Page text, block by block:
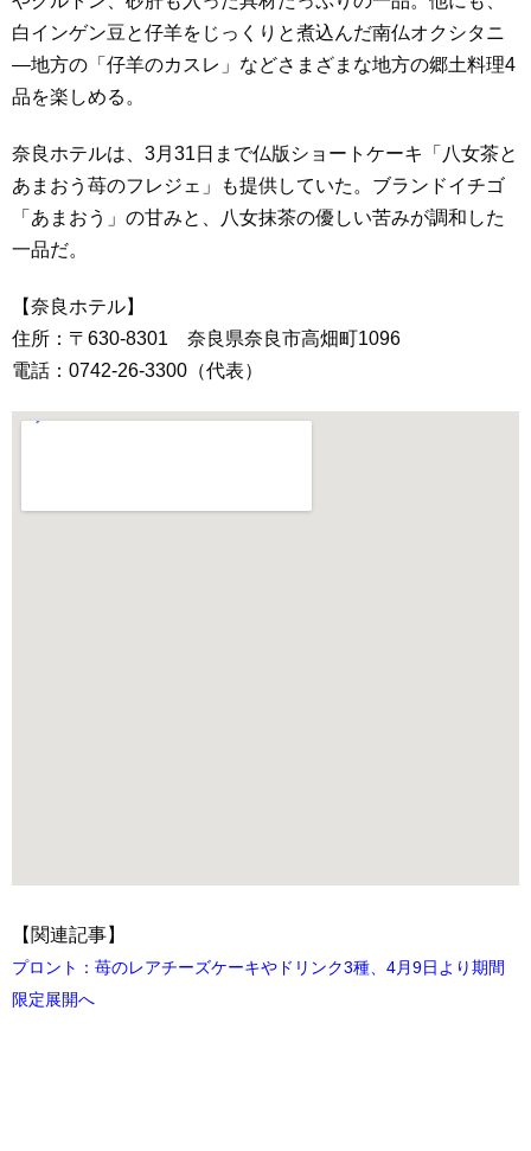
白インゲン豆と仔羊をじっくりと煮込んだ南仏オクシタニ
―地方の「仔羊のカスレ」などさまざまな地方の郷土料理4
品を楽しめる。
奈良ホテルは、3月31日まで仏版ショートケーキ「八女茶と
あまおう苺のフレジェ」も提供していた。ブランドイチゴ
「あまおう」の甘みと、八女抹茶の優しい苦みが調和した
一品だ。
【奈良ホテル】
住所：〒630-8301 奈良県奈良市高畑町1096
電話：0742-26-3300（代表）
【関連記事】
プロント：苺のレアチーズケーキやドリンク3種、4月9日より期間
限定展開へ